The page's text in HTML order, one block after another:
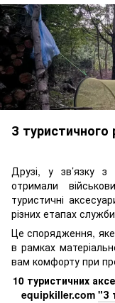
З туристичного
Друзі, у зв’язку
отримали
туристичні
різних етапах
Це спорядження,
в рамках
вам комфорту при
10 туристичних
equipkiller.com "З